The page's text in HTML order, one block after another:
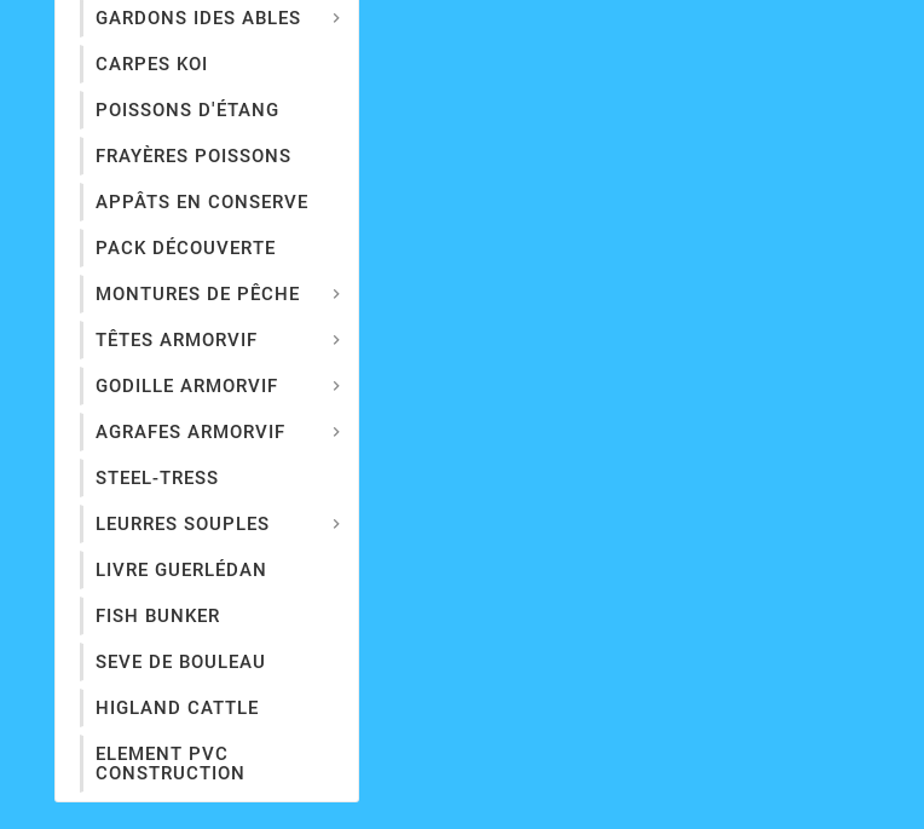
GARDONS IDES ABLES 
CARPES KOI
POISSONS D'ÉTANG
FRAYÈRES POISSONS
APPÂTS EN CONSERVE
PACK DÉCOUVERTE
MONTURES DE PÊCHE 
TÊTES ARMORVIF 
GODILLE ARMORVIF 
AGRAFES ARMORVIF 
STEEL-TRESS
LEURRES SOUPLES 
LIVRE GUERLÉDAN
FISH BUNKER
SEVE DE BOULEAU
HIGLAND CATTLE
ELEMENT PVC
CONSTRUCTION